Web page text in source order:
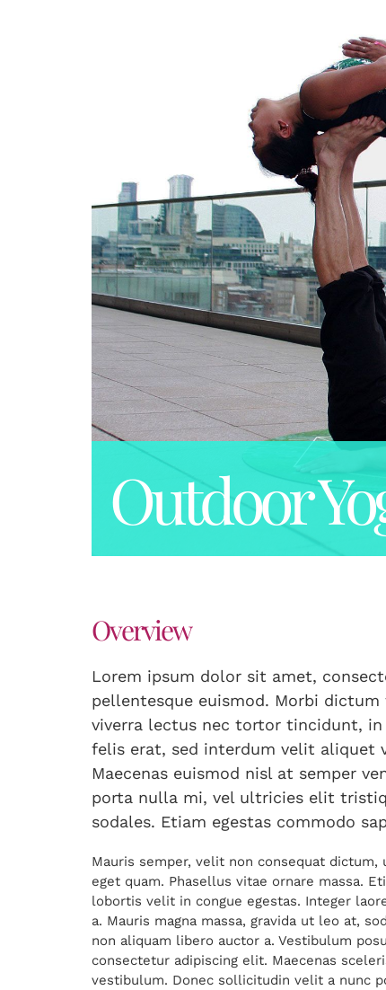
Outdoor
Overview
Lorem ipsum dolor sit amet,
pellentesque euismod. Morbi
viverra lectus nec tortor tincidunt, in
felis erat, sed interdum velit aliquet
Maecenas euismod nisl at semper
porta nulla mi, vel ultricies elit
sodales. Etiam egestas commodo
Mauris semper, velit non consequat
eget quam. Phasellus vitae ornare massa.
lobortis velit in congue egestas. Integer
a. Mauris magna massa, gravida ut leo at,
non aliquam libero auctor a. Vestibulum
consectetur adipiscing elit. Maecenas
vestibulum. Donec sollicitudin velit a nunc